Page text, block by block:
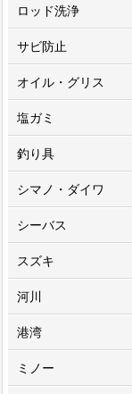
ロッド洗浄
サビ防止
オイル・グリス
塩ガミ
釣り具
シマノ・ダイワ
シーバス
スズキ
河川
港湾
ミノー